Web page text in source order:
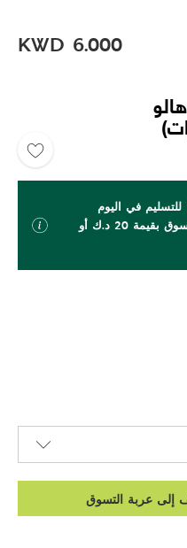
KWD 6.000
الساعة 7 مساءً للتسليم في اليوم
التالي. توصيل مجاني عند التسوق بقيمة 20 د.ك أو
إلى عربة التسوق